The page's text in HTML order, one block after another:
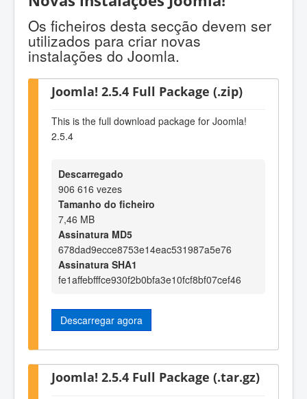
Os ficheiros desta secção devem ser
utilizados para criar novas
instalações do Joomla.
Joomla! 2.5.4 Full Package (.zip)
This is the full download package for Joomla!
2.5.4
Descarregado
906 616 vezes
Tamanho do ficheiro
7,46 MB
Assinatura MD5
678dad9ecce8753e14eac531987a5e76
Assinatura SHA1
fe1affebfffce930f2b0bfa3e10fcf8bf07cef46
Descarregar agora
Joomla! 2.5.4 Full Package (.tar.gz)